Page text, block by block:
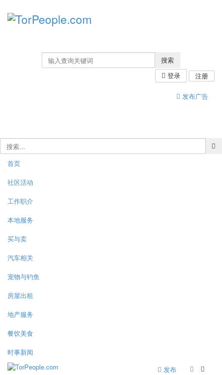
搜索
登录
注册
发布广告
首页
社区活动
工作职介
本地服务
买与卖
汽车相关
宠物与钓鱼
房屋出租
地产服务
餐饮美食
时事新闻
发布